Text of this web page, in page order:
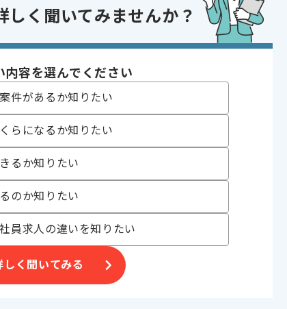
ム
発
す。
しく聞いてみませんか？
内容を選んでください
件があるか知りたい
らになるか知りたい
るか知りたい
のか知りたい
員求人の違いを知りたい
しく聞いてみる